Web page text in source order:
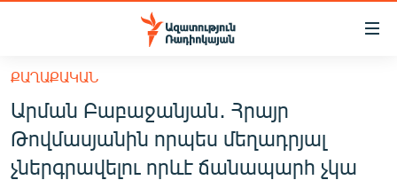
Մատչելիության
հիմնական
բովանդակությանը
Անցնել
հիմնական
մենյուին
ՀԱՅԱՍՏԱՆ
ՔԱՂԱՔԱԿԱՆ
ՔԱՂԱՔԱԿԱՆ
Արման Բաբաջանյան․ Հրայր
Թովմասյանին որպես մեղադրյալ
չներգրավելու որևէ ճանապարհ չկա